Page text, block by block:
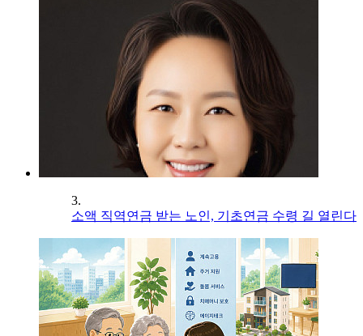
3.
소액 직역연금 받는 노인, 기초연금 수령 길 열린다